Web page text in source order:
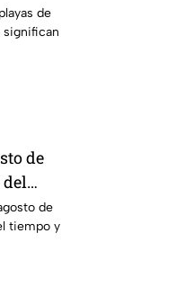
de
significan
de
del
de
tiempo y